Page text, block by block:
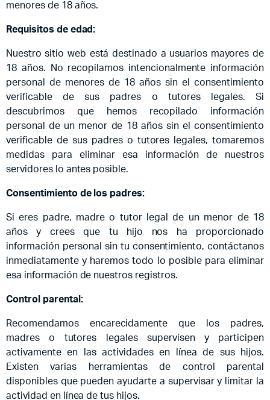
menores de 18 años.
Requisitos de edad:
Nuestro sitio web está destinado a usuarios mayores de
18 años. No recopilamos intencionalmente información
personal de menores de 18 años sin el consentimiento
verificable de sus padres o tutores legales. Si
descubrimos que hemos recopilado información
personal de un menor de 18 años sin el consentimiento
verificable de sus padres o tutores legales, tomaremos
medidas para eliminar esa información de nuestros
servidores lo antes posible.
Consentimiento de los padres:
Si eres padre, madre o tutor legal de un menor de 18
años y crees que tu hijo nos ha proporcionado
información personal sin tu consentimiento, contáctanos
inmediatamente y haremos todo lo posible para eliminar
esa información de nuestros registros.
Control parental:
Recomendamos encarecidamente que los padres,
madres o tutores legales supervisen y participen
activamente en las actividades en línea de sus hijos.
Existen varias herramientas de control parental
disponibles que pueden ayudarte a supervisar y limitar la
actividad en línea de tus hijos.